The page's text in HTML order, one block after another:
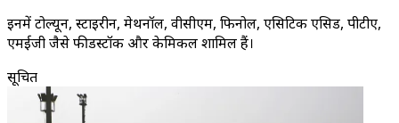
इनमें टोल्यून, स्टाइरीन, मेथनॉल, वीसीएम, फिनोल, एसिटिक एसिड, पीटीए,
एमईजी जैसे फीडस्टॉक और केमिकल शामिल हैं।
सूचित